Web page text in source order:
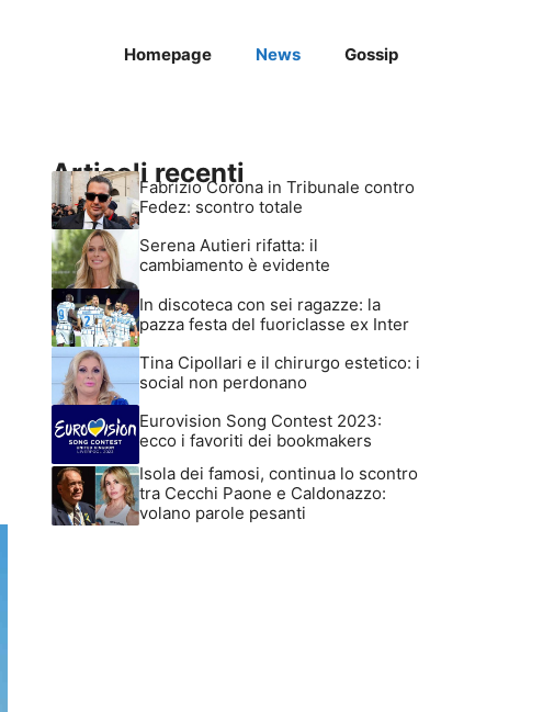
Homepage News Gossip
Articoli recenti
Fabrizio Corona in Tribunale contro
Fedez: scontro totale
Serena Autieri rifatta: il
cambiamento è evidente
In discoteca con sei ragazze: la
pazza festa del fuoriclasse ex Inter
Tina Cipollari e il chirurgo estetico: i
social non perdonano
Eurovision Song Contest 2023:
ecco i favoriti dei bookmakers
Isola dei famosi, continua lo scontro
tra Cecchi Paone e Caldonazzo:
volano parole pesanti